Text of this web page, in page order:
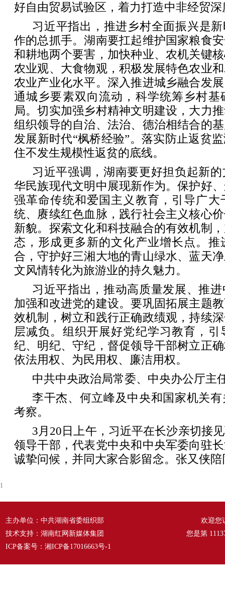
好自由贸易试验区，着力打造中非经贸
习近平指出，推进乡村全面振兴是
作的总抓手。湖南要扛起维护国家粮食
和耕地两个要害，加快种业、农机关键
农业观、大食物观，积极发展特色农业
农业产业化水平。深入推进城乡融合发
通城乡要素双向流动，科学统筹乡村基
局。切实加强乡村精神文明建设，大力
组织领导的自治、法治、德治相结合的
发展新时代“枫桥经验”。落实防止返贫
住不发生规模性返贫的底线。
习近平强调，湖南要更好担负起新
华民族现代文明中展现新作为。保护好
强革命传统和爱国主义教育，引导广大
统、赓续红色血脉，践行社会主义核心
新貌。探索文化和科技融合的有效机制
态，形成更多新的文化产业增长点。推
合，守护好三湘大地的青山绿水、蓝天
文风情转化为旅游业的持久魅力。
习近平指出，推动高质量发展、推
加强和改进党的建设。要巩固拓展主题
效机制，树立和践行正确政绩观，持续
层减负。组织开展好党纪学习教育，
纪、明纪、守纪，督促领导干部树立正
依法用权、为民用权、廉洁用权。
中共中央政治局常委、中央办公厅主
李干杰、何立峰及中央和国家机关
考察。
3月20日上午，习近平在长沙亲切接
领导干部，代表党中央和中央军委向驻
诚挚问候，并同大家合影留念。张又侠
1
主办单位：中共湖南省委组织部
技术支持：湖南红网新媒体集团
ICP备案号： 湘ICP备17016663号-1
欢迎您
您是第